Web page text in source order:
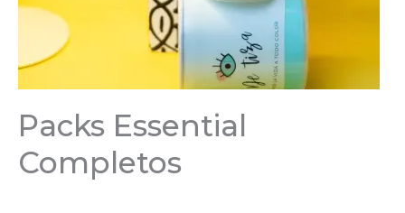
Packs Essential
Completos